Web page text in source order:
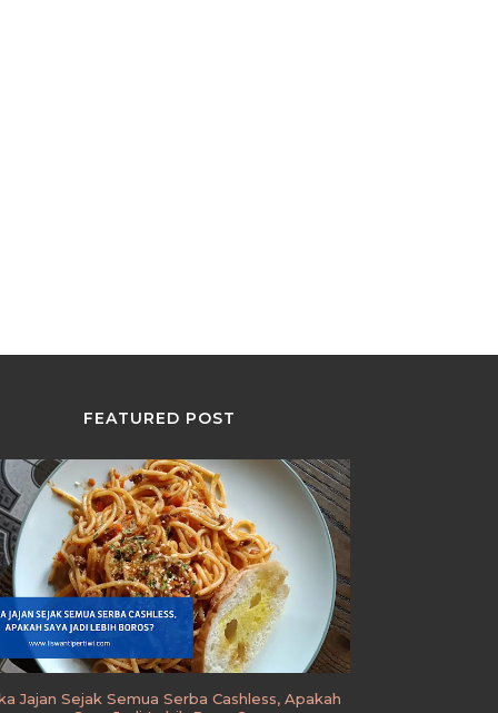
FEATURED POST
Jajan Sejak Semua Serba Cashless, Apakah